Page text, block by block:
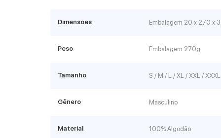
Dimensões Embalagem 20 x 270 x
Peso Embalagem 270g
Tamanho S / M / L / XL / XXL / XXXL
Gênero Masculino
Material 100% Algodão